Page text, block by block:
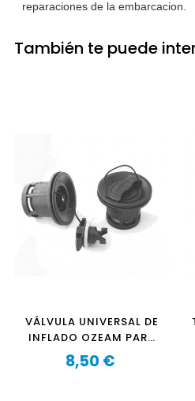
reparaciones de la embarcacion.
También te puede
VÁLVULA UNIVERSAL DE
INFLADO OZEAM PARA
NEUMÁTICAS Y
SEMIRRÍGIDAS - NEGRO
Precio
8,50 €